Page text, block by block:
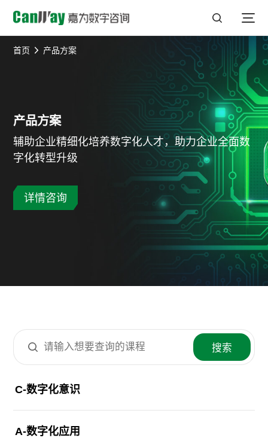
产品方案
辅助企业精细化培养数字化人才，助力企业全面数
字化转型升级
详情咨询
首页 产品方案
搜索
C-数字化意识
A-数字化应用